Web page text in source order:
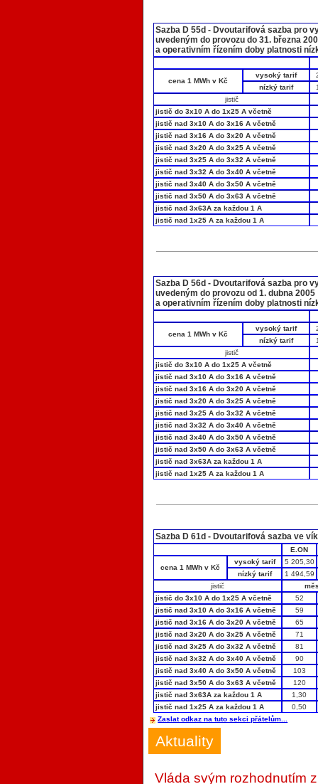
Sazba D 55d - Dvoutarifová sazba pro
uvedeným do provozu do 31. března
a operativním řízením doby platnosti
cena 1 MWh v Kč
vysoký tarif
nízký tarif
jistič
jistič do 3x10 A do 1x25 A včetně
jistič nad 3x10 A do 3x16 A včetně
jistič nad 3x16 A do 3x20 A včetně
jistič nad 3x20 A do 3x25 A včetně
jistič nad 3x25 A do 3x32 A včetně
jistič nad 3x32 A do 3x40 A včetně
jistič nad 3x40 A do 3x50 A včetně
jistič nad 3x50 A do 3x63 A včetně
jistič nad 3x63A za každou 1 A
jistič nad 1x25 A za každou 1 A
Sazba D 56d - Dvoutarifová sazba pro
uvedeným do provozu od 1. dubna 2005
a operativním řízením doby platnosti
cena 1 MWh v Kč
vysoký tarif
nízký tarif
jistič
jistič do 3x10 A do 1x25 A včetně
jistič nad 3x10 A do 3x16 A včetně
jistič nad 3x16 A do 3x20 A včetně
jistič nad 3x20 A do 3x25 A včetně
jistič nad 3x25 A do 3x32 A včetně
jistič nad 3x32 A do 3x40 A včetně
jistič nad 3x40 A do 3x50 A včetně
jistič nad 3x50 A do 3x63 A včetně
jistič nad 3x63A za každou 1 A
jistič nad 1x25 A za každou 1 A
Sazba D 61d - Dvoutarifová sazba ve
E.ON
cena 1 MWh v Kč
vysoký tarif
5 205,30
nízký tarif
1 494,59
jistič
jistič do 3x10 A do 1x25 A včetně
52
jistič nad 3x10 A do 3x16 A včetně
59
jistič nad 3x16 A do 3x20 A včetně
65
jistič nad 3x20 A do 3x25 A včetně
71
jistič nad 3x25 A do 3x32 A včetně
81
jistič nad 3x32 A do 3x40 A včetně
90
jistič nad 3x40 A do 3x50 A včetně
103
jistič nad 3x50 A do 3x63 A včetně
120
jistič nad 3x63A za každou 1 A
1,30
jistič nad 1x25 A za každou 1 A
0,50
Zaslat odkaz na tuto sekci přátelům...
Aktuality
Vláda svým rozhodnutím